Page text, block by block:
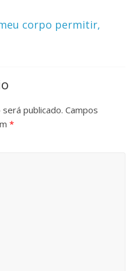
corpo permitir,
publicado. Campos
*